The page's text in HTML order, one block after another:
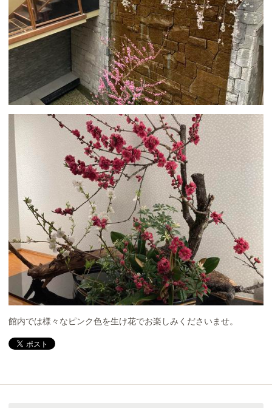
館内では様々なピンク色を生け花でお楽しみくださいませ。